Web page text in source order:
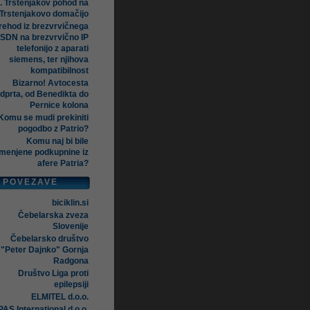
Trstenjakov pohod na
Trstenjakovo domačijo
iz brezvrvičnega
ISDN na brezvrvično IP
telefonijo z aparati
siemens, ter njihova
kompatibilnost
Bizarno! Avtocesta
od Benedikta do
Pernice kolona
Komu se mudi prekiniti
pogodbo z Patrio?
Komu naj bi bile
podkupnine iz
afere Patria?
POVEZAVE
biciklin.si
Čebelarska zveza
Slovenije
Čebelarsko društvo
"Peter Dajnko" Gornja
Radgona
Društvo Liga proti
epilepsiji
ELMITEL d.o.o.